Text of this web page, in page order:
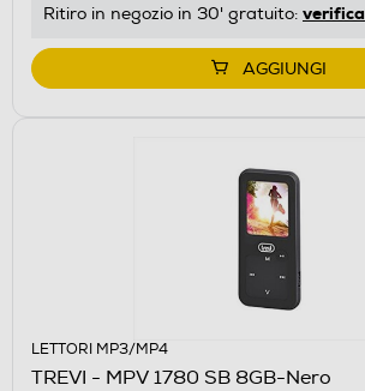
Ritiro in negozio in 30' gratuito: verifica
AGGIUNGI
LETTORI MP3/MP4
TREVI - MPV 1780 SB 8GB-Nero